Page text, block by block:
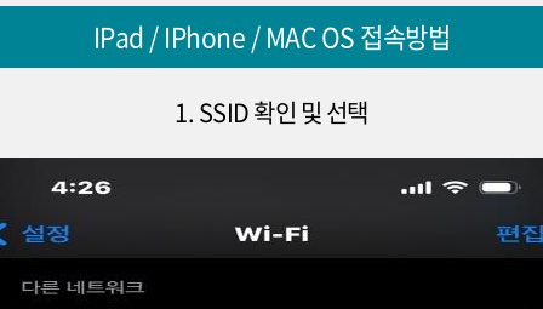
IPad / IPhone / MAC OS 접속방법
1. SSID 확인 및 선택